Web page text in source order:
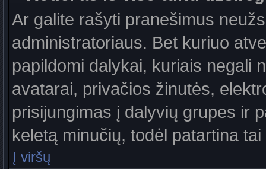
Ar galite rašyti pranešimus
administratoriaus. Bet kuriuo
papildomi dalykai, kuriais negali
avatarai, privačios žinutės,
prisijungimas į dalyvių grupes ir
keletą minučių, todėl patartina
Į viršų